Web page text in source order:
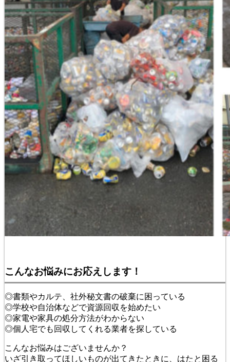
こんなお悩みにお応えします！
◎書類やカルテ、社外秘文書の破棄に困っている
◎学校や自治体などで資源回収を始めたい
◎家電や家具の処分方法がわからない
◎個人宅でも回収してくれる業者を探している
こんなお悩みはございませんか？
いざ引き取ってほしいものが出てきたときに、はたと困る